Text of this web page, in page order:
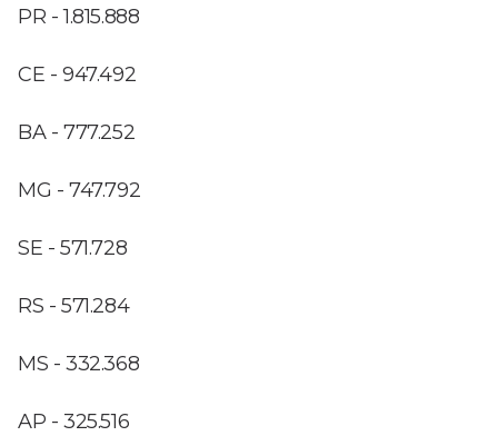
PR - 1.815.888
CE - 947.492
BA - 777.252
MG - 747.792
SE - 571.728
RS - 571.284
MS - 332.368
AP - 325.516